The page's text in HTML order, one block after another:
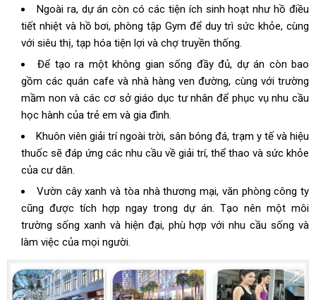
Ngoài ra, dự án còn có các tiện ích sinh hoạt như hồ điều
tiết nhiệt và hồ bơi, phòng tập Gym để duy trì sức khỏe, cùng
với siêu thị, tạp hóa tiện lợi và chợ truyền thống.
Để tạo ra một không gian sống đầy đủ, dự án còn bao
gồm các quán cafe và nhà hàng ven đường, cùng với trường
mầm non và các cơ sở giáo dục tư nhân để phục vụ nhu cầu
học hành của trẻ em và gia đình.
Khuôn viên giải trí ngoài trời, sân bóng đá, trạm y tế và hiệu
thuốc sẽ đáp ứng các nhu cầu về giải trí, thể thao và sức khỏe
của cư dân.
Vườn cây xanh và tòa nhà thương mại, văn phòng công ty
cũng được tích hợp ngay trong dự án. Tạo nên một môi
trường sống xanh và hiện đại, phù hợp với nhu cầu sống và
làm việc của mọi người.